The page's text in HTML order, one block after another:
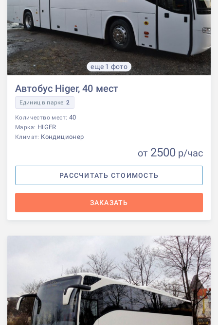
еще 1 фото
Автобус Higer, 40 мест
Единиц в парке:2
Количество мест: 40
Марка: HIGER
Климат: Кондиционер
от 2500 р/час
РАССЧИТАТЬ СТОИМОСТЬ
ЗАКАЗАТЬ